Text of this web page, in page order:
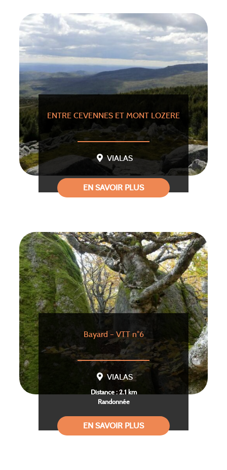
ENTRE CEVENNES ET MONT LOZERE
VIALAS
EN SAVOIR PLUS
Bayard – VTT n°6
VIALAS
Distance : 2.1 km
Randonnée
EN SAVOIR PLUS